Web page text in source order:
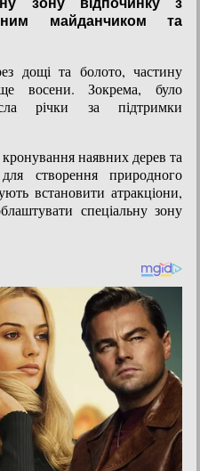
майданчиком та
дощі та болото, частину
восени. Зокрема, було
річки за підтримки
наявних дерев та
створення природного
встановити атракціони,
спеціальну зону